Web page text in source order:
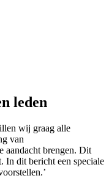
leden
wij graag alle
van
aandacht brengen. Dit
In dit bericht een speciale